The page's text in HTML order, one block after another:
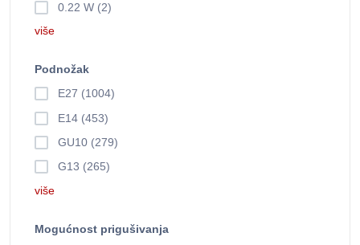
0.22 W (2)
više
Podnožak
E27 (1004)
E14 (453)
GU10 (279)
G13 (265)
više
Mogućnost prigušivanja